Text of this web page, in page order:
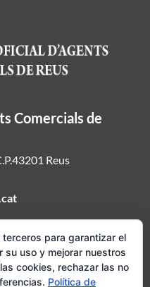
Comercials de
Reus
Comercials
a 19:30h
para garantizar el
su uso y mejorar nuestros
cookies, rechazar las no
Política de